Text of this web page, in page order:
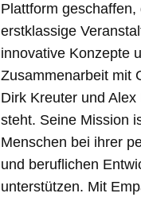
Plattform geschaffen,
erstklassige
innovative Konzepte
Zusammenarbeit mit
Dirk Kreuter und Alex
steht. Seine Mission
Menschen bei ihrer
und beruflichen
unterstützen. Mit